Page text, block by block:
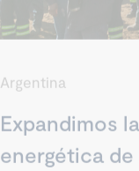
Argentina
Expandimos
energética de